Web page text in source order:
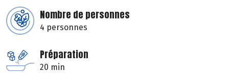
Nombre de personnes
4 personnes
Préparation
20 min